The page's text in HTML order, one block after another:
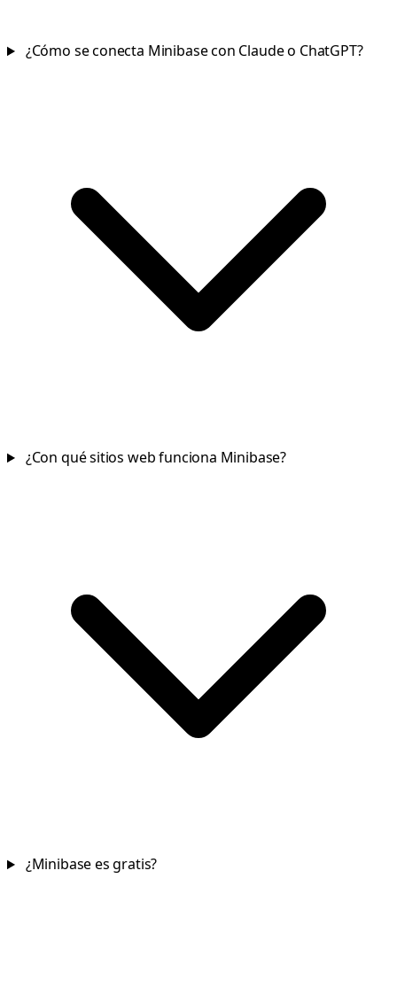
¿Cómo se conecta Minibase con Claude o ChatGPT?
¿Con qué sitios web funciona Minibase?
¿Minibase es gratis?